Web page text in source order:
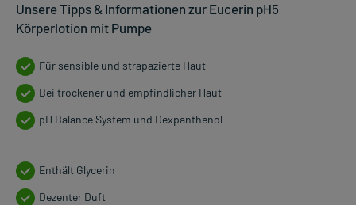
Unsere Tipps & Informationen zur Eucerin pH5
Körperlotion mit Pumpe
Für sensible und strapazierte Haut
Bei trockener und empfindlicher Haut
pH Balance System und Dexpanthenol
Enthält Glycerin
Dezenter Duft